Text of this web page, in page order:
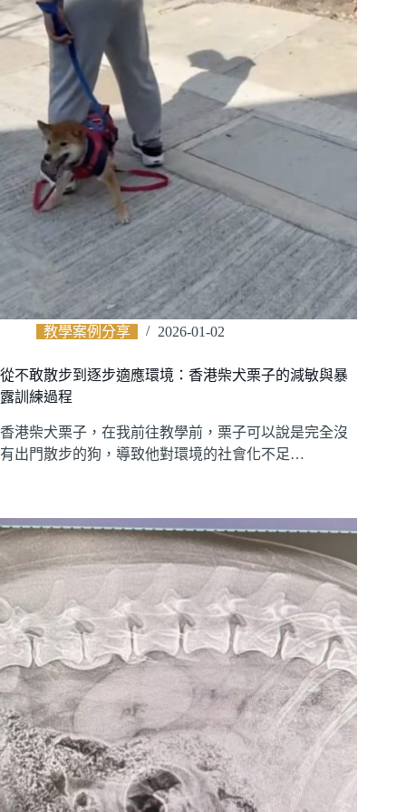
教學案例分享 2026-01-02
從不敢散步到逐步適應環境：香港柴犬栗子的減敏與暴
露訓練過程
香港柴犬栗子，在我前往教學前，栗子可以說是完全沒
有出門散步的狗，導致他對環境的社會化不足…